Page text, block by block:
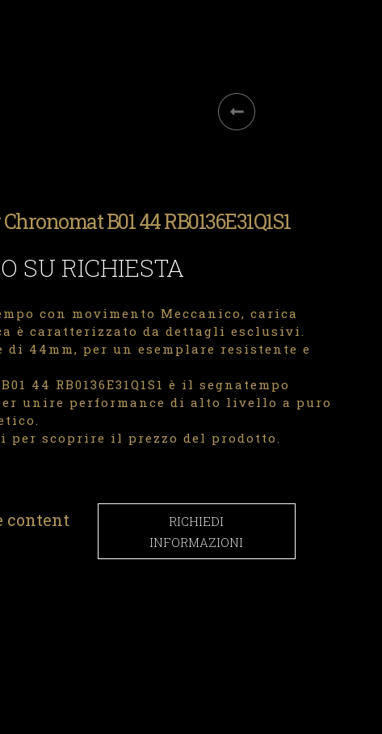
B01 44 RB0136E31Q1S1
SU RICHIESTA
con movimento Meccanico, carica
è caratterizzato da dettagli esclusivi.
di 44mm, per un esemplare resistente e
44 RB0136E31Q1S1 è il segnatempo
unire performance di alto livello a puro
per scoprire il prezzo del prodotto.
content
RICHIEDI
INFORMAZIONI